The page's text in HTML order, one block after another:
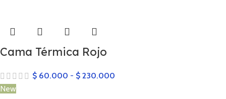
Cama Térmica Rojo
$ 60.000 - $ 230.000
New